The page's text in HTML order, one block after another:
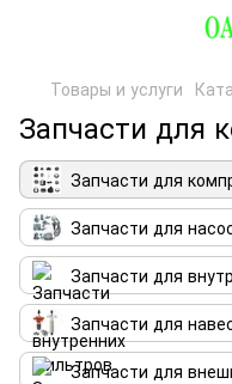
Товары и услуги
Запчасти для
Запчасти для
Запчасти для
Запчасти для
Запчасти для
Запчасти для